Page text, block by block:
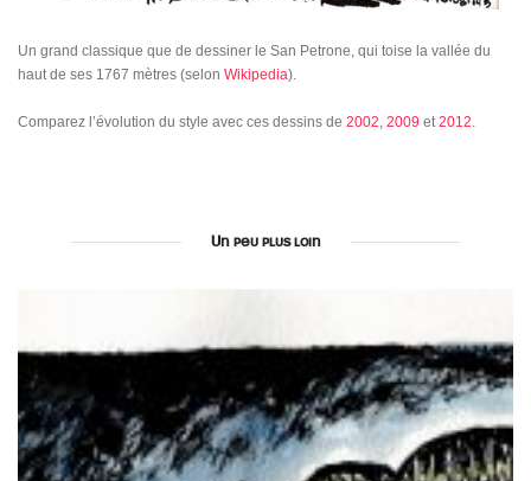
Un grand classique que de dessiner le San Petrone, qui toise la vallée du
haut de ses 1767 mètres (selon Wikipedia).
Comparez l’évolution du style avec ces dessins de 2002, 2009 et2012.
Un peu plus loin